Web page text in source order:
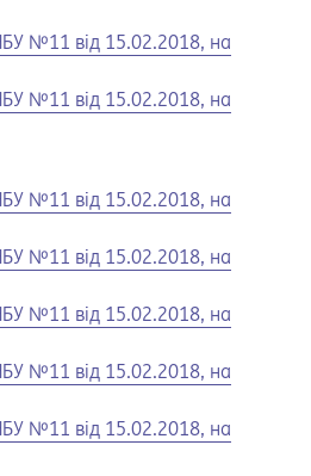
№11 від 15.02.2018, на
№11 від 15.02.2018, на
№11 від 15.02.2018, на
№11 від 15.02.2018, на
№11 від 15.02.2018, на
№11 від 15.02.2018, на
№11 від 15.02.2018, на